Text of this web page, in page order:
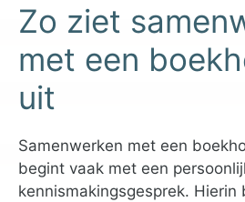
Zo ziet
met een
uit
Samenwerken met een
begint vaak met een
kennismakingsgesprek. Hierin